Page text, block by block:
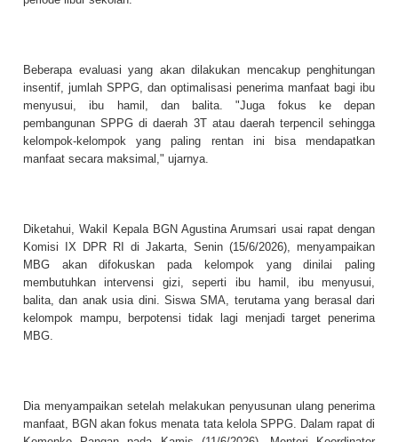
Beberapa evaluasi yang akan dilakukan mencakup penghitungan
insentif, jumlah SPPG, dan optimalisasi penerima manfaat bagi ibu
menyusui, ibu hamil, dan balita. "Juga fokus ke depan
pembangunan SPPG di daerah 3T atau daerah terpencil sehingga
kelompok-kelompok yang paling rentan ini bisa mendapatkan
manfaat secara maksimal," ujarnya.
Diketahui, Wakil Kepala BGN Agustina Arumsari usai rapat dengan
Komisi IX DPR RI di Jakarta, Senin (15/6/2026), menyampaikan
MBG akan difokuskan pada kelompok yang dinilai paling
membutuhkan intervensi gizi, seperti ibu hamil, ibu menyusui,
balita, dan anak usia dini. Siswa SMA, terutama yang berasal dari
kelompok mampu, berpotensi tidak lagi menjadi target penerima
MBG.
Dia menyampaikan setelah melakukan penyusunan ulang penerima
manfaat, BGN akan fokus menata tata kelola SPPG. Dalam rapat di